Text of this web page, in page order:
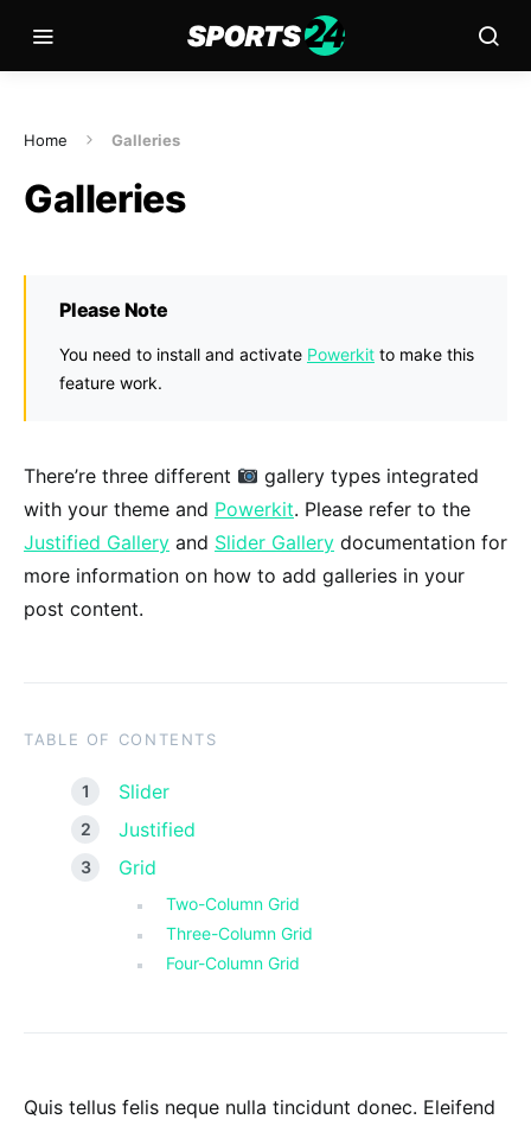
Home Galleries
Galleries
Please Note
You need to install and activate Powerkit to make this
feature work.
There’re three different
gallery types integrated
with your theme and Powerkit. Please refer to the
Justified Gallery and Slider Gallery documentation for
more information on how to add galleries in your
post content.
TABLE OF CONTENTS
Slider
Justified
Grid
Two-Column Grid
Three-Column Grid
Four-Column Grid
Quis tellus felis neque nulla tincidunt donec. Eleifend